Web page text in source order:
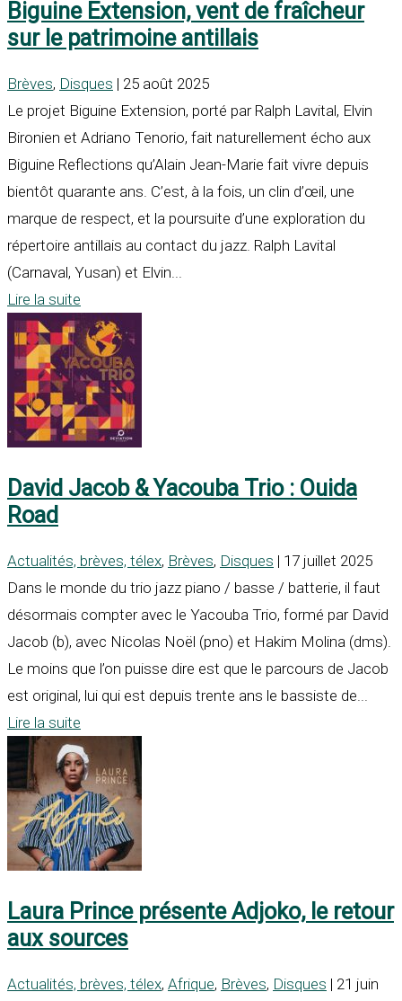
Biguine Extension, vent de fraîcheur
sur le patrimoine antillais
Brèves, Disques | 25 août 2025
Le projet Biguine Extension, porté par Ralph Lavital, Elvin
Bironien et Adriano Tenorio, fait naturellement écho aux
Biguine Reflections qu’Alain Jean-Marie fait vivre depuis
bientôt quarante ans. C’est, à la fois, un clin d’œil, une
marque de respect, et la poursuite d’une exploration du
répertoire antillais au contact du jazz. Ralph Lavital
(Carnaval, Yusan) et Elvin...
Lire la suite
David Jacob & Yacouba Trio : Ouida
Road
Actualités, brèves, télex, Brèves, Disques | 17 juillet 2025
Dans le monde du trio jazz piano / basse / batterie, il faut
désormais compter avec le Yacouba Trio, formé par David
Jacob (b), avec Nicolas Noël (pno) et Hakim Molina (dms).
Le moins que l’on puisse dire est que le parcours de Jacob
est original, lui qui est depuis trente ans le bassiste de...
Lire la suite
Laura Prince présente Adjoko, le retour
aux sources
Actualités, brèves, télex, Afrique, Brèves, Disques | 21 juin